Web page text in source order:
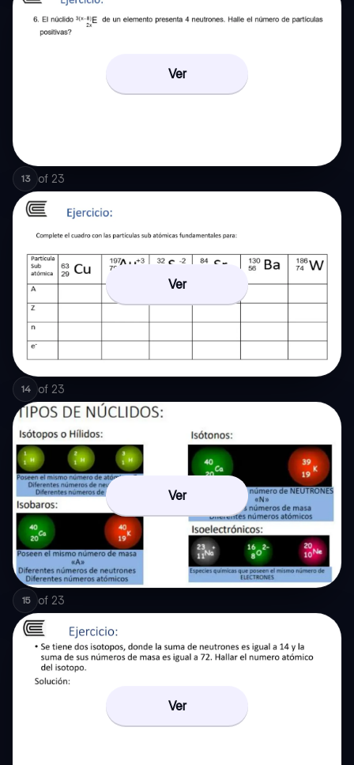
Ver
13 of 23
Ver
14 of 23
Ver
15 of 23
Ver